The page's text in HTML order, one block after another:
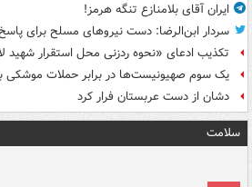
ایران آقای بلامنازع تنگه هرمز!
سردار ابن‌الرضا: دست نیروهای مسلح برای
تکذیب ادعای «نحوه ردزنی محل استقرار شهید
یک‌ سوم صهیونیست‌ها در برابر حملات موشکی
دشان از دست عربستان فرار کرد
سلامت